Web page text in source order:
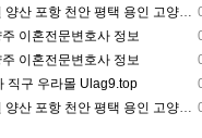
학원, 가족사진, 점집, 한복대여, 독학재수학원, 재회부적 정보
이혼전문변호사 정보
이혼전문변호사 정보
직구 우라몰 Ulag9.top
학원, 가족사진, 점집, 한복대여, 독학재수학원, 재회부적 정보